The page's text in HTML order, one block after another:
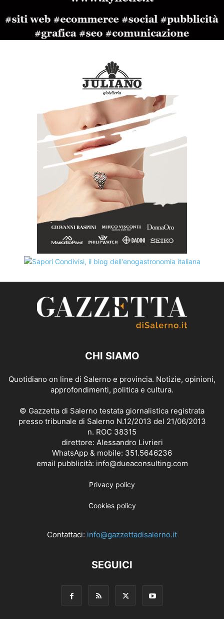
CHI SIAMO
Quotidiano on line di Salerno e provincia. Notizie, opinioni,
approfondimenti, politica e cultura.
© Gazzetta di Salerno testata giornalistica registrata
presso tribunale di Salerno N.12/2013 del 21/06/2013
n. ROC 38315
direttore: Alessandro Livrieri
WhatsApp & mobile: 351.5646236
email pubblicità: info@dueaconsulting.com
Privacy policy
Cookies policy
Contattaci: info@gazzettadisalerno.it
SEGUICI